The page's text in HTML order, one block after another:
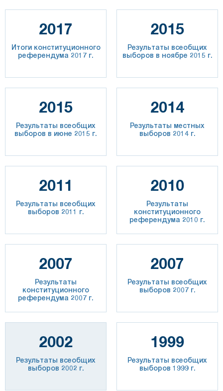
2017
Итоги конституционного
референдума 2017 г.
2015
Результаты всеобщих
выборов в ноябре 2015 г.
2015
Результаты всеобщих
выборов в июне 2015 г.
2014
Результаты местных
выборов 2014 г.
2011
Результаты всеобщих
выборов 2011 г.
2010
Результаты
конституционного
референдума 2010 г.
2007
Результаты
конституционного
референдума 2007 г.
2007
Результаты всеобщих
выборов 2007 г.
2002
Результаты всеобщих
выборов 2002 г.
1999
Результаты всеобщих
выборов 1999 г.